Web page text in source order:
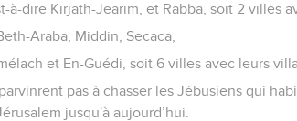
à-dire Kirjath-Jearim, et Rabba, soit 2 villes
Araba, Middin, Secaca,
et En-Guédi, soit 6 villes avec leurs
pas à chasser les Jébusiens qui
jusqu'à aujourd’hui.